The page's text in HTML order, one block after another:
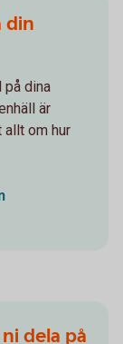
din
på dina
är
allt om hur
dela på